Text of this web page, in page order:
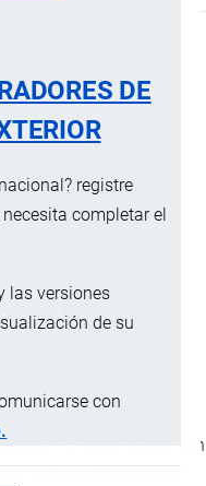
DE
registre
completar el
las versiones
de su
con
en 2026 un
de desempeño
más recientes del
sostenido impulsado
petroleros y la
proyectos
estatal podría
en el corto plazo, con
de 380.000 barriles